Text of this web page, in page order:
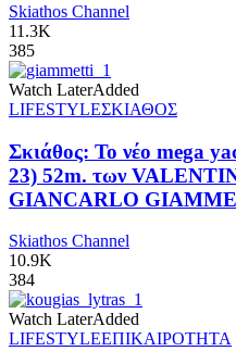
Skiathos Channel
11.3K
385
Watch LaterAdded
LIFESTYLEΣΚΙΑΘΟΣ
Σκιάθος: Το νέο mega
23) 52m. των
GIANCARLO
Skiathos Channel
10.9K
384
Watch LaterAdded
LIFESTYLEΕΠΙΚΑΙΡΟΤΗΤΑ